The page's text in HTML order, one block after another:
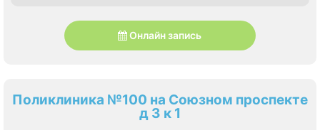
Онлайн запись
Поликлиника №100 на Союзном проспекте
д 3 к 1